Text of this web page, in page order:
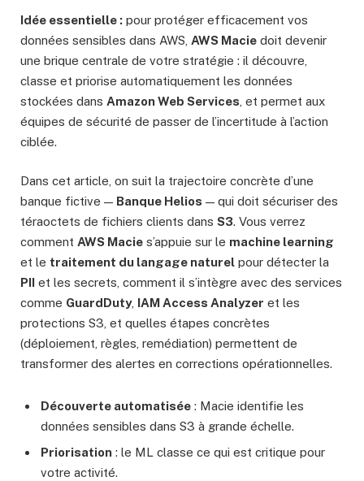
Idée essentielle : pour protéger efficacement vos
données sensibles dans AWS, AWS Macie doit devenir
une brique centrale de votre stratégie : il découvre,
classe et priorise automatiquement les données
stockées dans Amazon Web Services , et permet aux
équipes de sécurité de passer de l’incertitude à l’action
ciblée.
Dans cet article, on suit la trajectoire concrète d’une
banque fictive — Banque Helios — qui doit sécuriser des
téraoctets de fichiers clients dans S3. Vous verrez
comment AWS Macie s’appuie sur le machine learning
et le traitement du langage naturel pour détecter la
PII et les secrets, comment il s’intègre avec des services
comme GuardDuty, IAM Access Analyzer et les
protections S3, et quelles étapes concrètes
(déploiement, règles, remédiation) permettent de
transformer des alertes en corrections opérationnelles.
Découverte automatisée : Macie identifie les
données sensibles dans S3 à grande échelle.
Priorisation : le ML classe ce qui est critique pour
votre activité.